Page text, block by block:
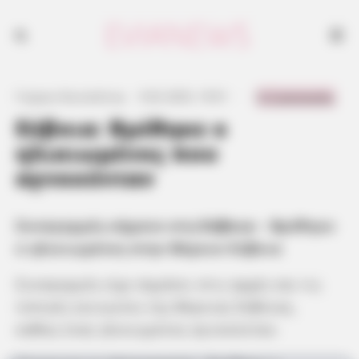
Εύβοια: Βρέθηκε ο
ηλικιωμένος που
αγνοούνταν
Συναγερμός σήμανε στη Εύβοια
– Βρέθηκε